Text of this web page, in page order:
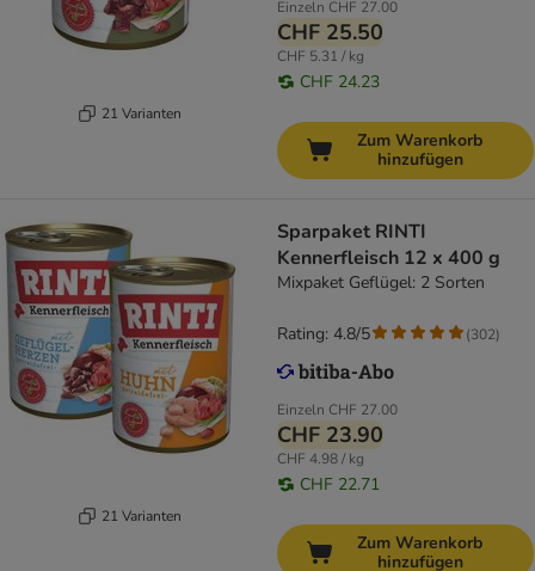
21 Varianten
Einzeln CHF 27.00
CHF 25.50
CHF 5.31 / kg
CHF 24.23
Zum Warenkorb
hinzufügen
21 Varianten
Sparpaket RINTI
Kennerfleisch 12 x 400 g
Mixpaket Geflügel: 2 Sorten
Einzeln CHF 27.00
CHF 23.90
CHF 4.98 / kg
CHF 22.71
Rating: 4.8/5 (302)
Zum Warenkorb
hinzufügen